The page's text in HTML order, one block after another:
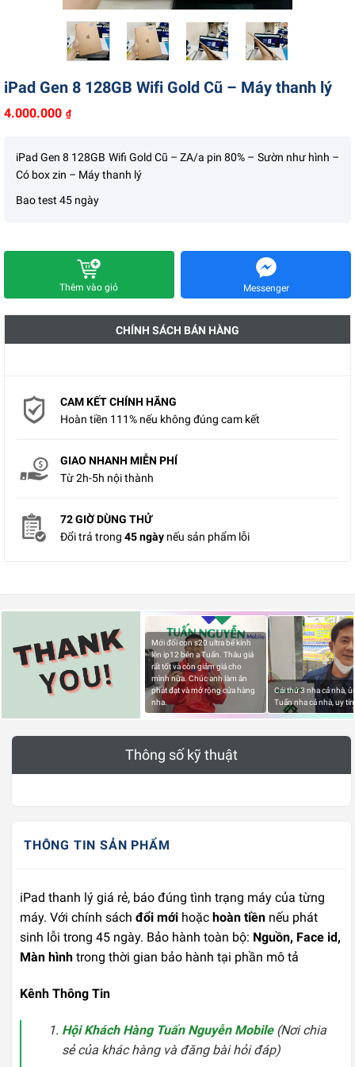
iPad Gen 8 128GB Wifi Gold Cũ – Máy thanh lý
4.000.000 ₫
iPad Gen 8 128GB Wifi Gold Cũ – ZA/a pin 80% – Sườn như hình –
Có box zin – Máy thanh lý
Bao test 45 ngày
Thêm vào giỏ Messenger
CHÍNH SÁCH BÁN HÀNG
CAM KẾT CHÍNH HÃNG
Hoàn tiền 111% nếu không đúng cam kết
GIAO NHANH MIỄN PHÍ
Từ 2h-5h nội thành
72 GIỜ DÙNG THỬ
Đổi trả trong 45 ngày nếu sản phẩm lỗi
Mới đổi con s20 ultra bể kính
lên ip12 bên a Tuấn. Thâu giá
rất tốt và còn giảm giá cho
mình nữa. Chúc anh làm ăn
phát đạt và mở rộng cửa hàng
nha.
Cái thứ 3 nha cả nhà,
Tuấn nha cả nhà, uy
THÔNG TIN SẢN PHẨM
iPad thanh lý giá rẻ, báo đúng tình trạng máy của từng
máy. Với chính sách đổi mới hoặc hoàn tiền nếu phát
sinh lỗi trong 45 ngày. Bảo hành toàn bộ: Nguồn, Face id,
Màn hình trong thời gian bảo hành tại phần mô tả
Kênh Thông Tin
Hội Khách Hàng Tuấn Nguyễn Mobile(Nơi chia
sẻ của khác hàng và đăng bài hỏi đáp)
Thông số kỹ thuật